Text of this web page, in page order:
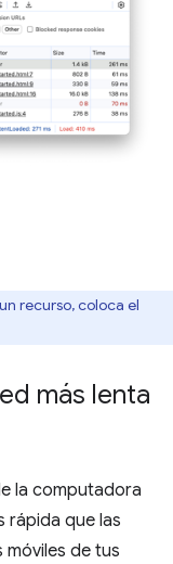
recurso, coloca el
más lenta
la computadora
rápida que las
de tus